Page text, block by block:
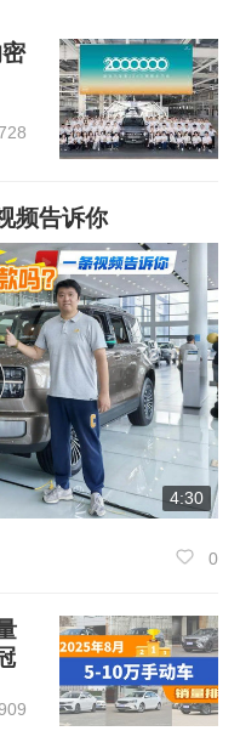
整个“健美”后的健
宝马车型的霍式拐
同，出现在这里非
车型，19英寸双色
豪华。而近似于密
源车型的感觉。轮
固特异245/40 R1
频告诉你
4:30
0